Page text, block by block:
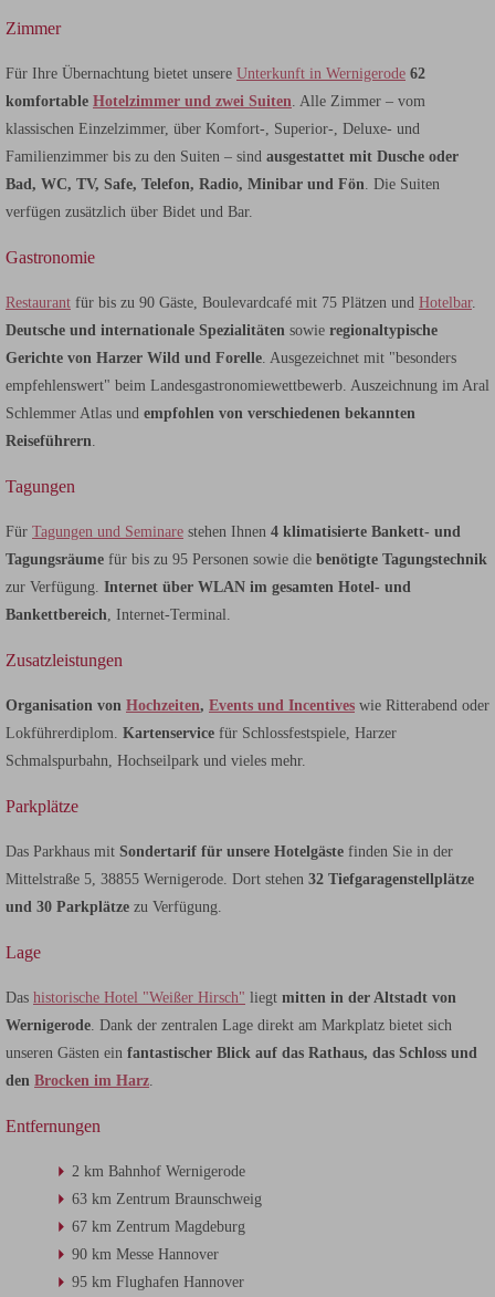
Zimmer
Für Ihre Übernachtung bietet unsere Unterkunft in Wernigerode 62
komfortable Hotelzimmer und zwei Suiten. Alle Zimmer – vom
klassischen Einzelzimmer, über Komfort-, Superior-, Deluxe- und
Familienzimmer bis zu den Suiten – sind ausgestattet mit Dusche oder
Bad, WC, TV, Safe, Telefon, Radio, Minibar und Fön. Die Suiten
verfügen zusätzlich über Bidet und Bar.
Gastronomie
Restaurant für bis zu 90 Gäste, Boulevardcafé mit 75 Plätzen und Hotelbar.
Deutsche und internationale Spezialitäten sowie regionaltypische
Gerichte von Harzer Wild und Forelle. Ausgezeichnet mit "besonders
empfehlenswert" beim Landesgastronomiewettbewerb. Auszeichnung im Aral
Schlemmer Atlas und empfohlen von verschiedenen bekannten
Reiseführern.
Tagungen
Für Tagungen und Seminare stehen Ihnen 4 klimatisierte Bankett- und
Tagungsräume für bis zu 95 Personen sowie die benötigte Tagungstechnik
zur Verfügung. Internet über WLAN im gesamten Hotel- und
Bankettbereich, Internet-Terminal.
Zusatzleistungen
Organisation von Hochzeiten, Events und Incentives wie Ritterabend oder
Lokführerdiplom. Kartenservice für Schlossfestspiele, Harzer
Schmalspurbahn, Hochseilpark und vieles mehr.
Parkplätze
Das Parkhaus mit Sondertarif für unsere Hotelgäste finden Sie in der
Mittelstraße 5, 38855 Wernigerode. Dort stehen 32 Tiefgaragenstellplätze
und 30 Parkplätze zu Verfügung.
Lage
Das historische Hotel "Weißer Hirsch" liegt mitten in der Altstadt von
Wernigerode. Dank der zentralen Lage direkt am Markplatz bietet sich
unseren Gästen ein fantastischer Blick auf das Rathaus, das Schloss und
den Brocken im Harz.
Entfernungen
2 km Bahnhof Wernigerode
63 km Zentrum Braunschweig
67 km Zentrum Magdeburg
90 km Messe Hannover
95 km Flughafen Hannover